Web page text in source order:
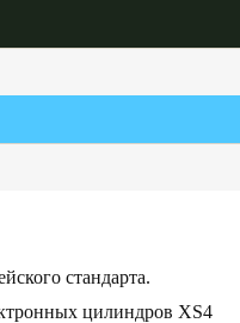
языковые настройки
стандарта.
цилиндров XS4